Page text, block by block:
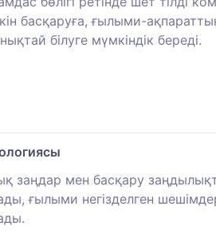
басқаруға, ғылыми-
білуге мүмкіндік береді.
заңдар мен басқару
ғылыми негізделген